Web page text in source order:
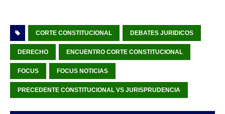
CORTE CONSTITUCIONAL DEBATES JURIDICOS
DERECHO ENCUENTRO CORTE CONSTITUCIONAL
FOCUS FOCUS NOTICIAS
PRECEDENTE CONSTITUCIONAL VS JURISPRUDENCIA